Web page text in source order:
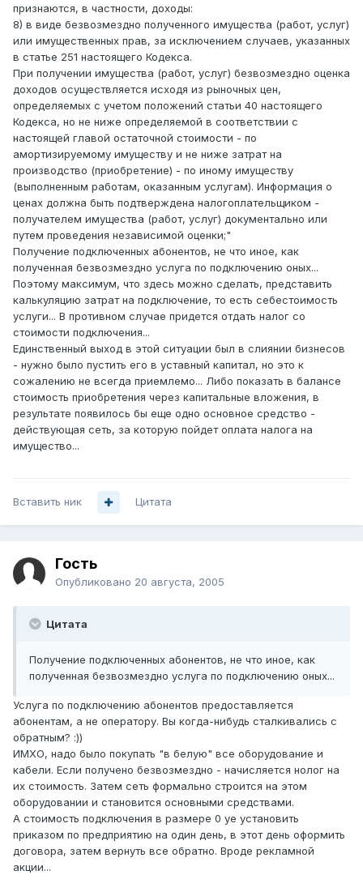
признаются, в частности, доходы:
8) в виде безвозмездно полученного имущества (работ, услуг)
или имущественных прав, за исключением случаев, указанных
в статье 251 настоящего Кодекса.
При получении имущества (работ, услуг) безвозмездно оценка
доходов осуществляется исходя из рыночных цен,
определяемых с учетом положений статьи 40 настоящего
Кодекса, но не ниже определяемой в соответствии с
настоящей главой остаточной стоимости - по
амортизируемому имуществу и не ниже затрат на
производство (приобретение) - по иному имуществу
(выполненным работам, оказанным услугам). Информация о
ценах должна быть подтверждена налогоплательщиком -
получателем имущества (работ, услуг) документально или
путем проведения независимой оценки;"
Получение подключенных абонентов, не что иное, как
полученная безвозмездно услуга по подключению оных...
Поэтому максимум, что здесь можно сделать, представить
калькуляцию затрат на подключение, то есть себестоимость
услуги... В противном случае придется отдать налог со
стоимости подключения...
Единственный выход в этой ситуации был в слиянии бизнесов
- нужно было пустить его в уставный капитал, но это к
сожалению не всегда приемлемо... Либо показать в балансе
стоимость приобретения через капитальные вложения, в
результате появилось бы еще одно основное средство -
действующая сеть, за которую пойдет оплата налога на
имущество...
Вставить ник Цитата
Гость
Опубликовано 20 августа, 2005
Цитата
Получение подключенных абонентов, не что иное, как
полученная безвозмездно услуга по подключению оных...
Услуга по подключению абонентов предоставляется
абонентам, а не оператору. Вы когда-нибудь сталкивались с
обратным? :))
ИМХО, надо было покупать "в белую" все оборудование и
кабели. Если получено безвозмездно - начисляется нолог на
их стоимость. Затем сеть формально строится на этом
оборудовании и становится основными средствами.
А стоимость подключения в размере 0 уе установить
приказом по предприятию на один день, в этот день оформить
договора, затем вернуть все обратно. Вроде рекламной
акции...